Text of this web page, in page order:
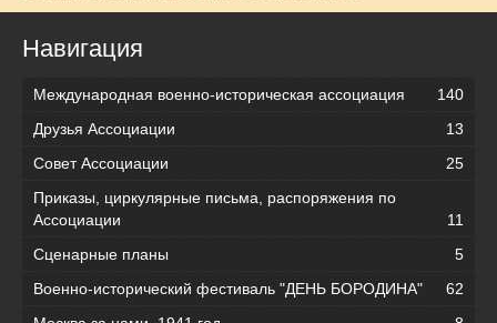
Навигация
Международная военно-историческая ассоциация
140
Друзья Ассоциации
13
Совет Ассоциации
25
Приказы, циркулярные письма, распоряжения по
Ассоциации
11
Сценарные планы
5
Военно-исторический фестиваль "ДЕНЬ БОРОДИНА"
62